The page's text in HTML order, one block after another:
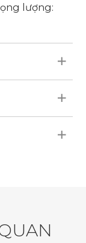
lượng:
vải trượt
ăn kính
UAN